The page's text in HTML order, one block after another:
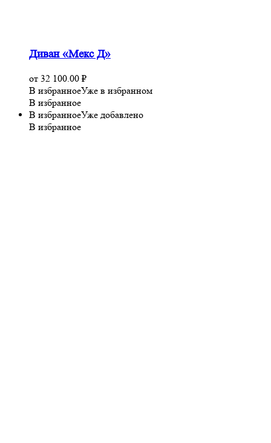
Диван «Мекс Д»
от 32 100.00 ₽
В избранноеУже в избранном
В избранное
В избранноеУже добавлено
В избранное